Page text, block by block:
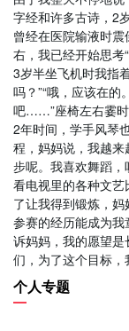
字经和许多古诗，2
曾经在医院输液时
右，我已经开始思考
3岁半坐飞机时我指
吗？”“哦，应该在
吧……”座椅左右霎时
2年时间，学手风琴
程，妈妈说，我越
步呢。我喜欢舞蹈
看电视里的各种文
了让我得到锻炼，
参赛的经历能成为
诉妈妈，我的愿望
们，为了这个目标，
个人专题